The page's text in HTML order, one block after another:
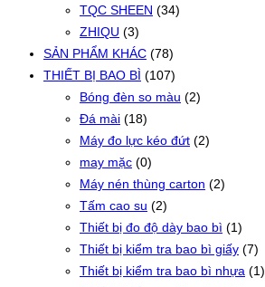
TQC SHEEN (34)
ZHIQU (3)
SẢN PHẨM KHÁC (78)
THIẾT BỊ BAO BÌ (107)
Bóng đèn so màu (2)
Đá mài (18)
Máy đo lực kéo đứt (2)
may mặc (0)
Máy nén thùng carton (2)
Tấm cao su (2)
Thiết bị đo độ dày bao bì (1)
Thiết bị kiểm tra bao bì giấy (7)
Thiết bị kiểm tra bao bì nhựa (1)